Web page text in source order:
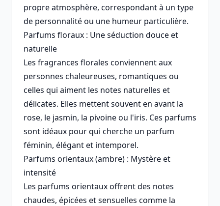
propre atmosphère, correspondant à un type
de personnalité ou une humeur particulière.
Parfums floraux : Une séduction douce et
naturelle
Les fragrances florales conviennent aux
personnes chaleureuses, romantiques ou
celles qui aiment les notes naturelles et
délicates. Elles mettent souvent en avant la
rose, le jasmin, la pivoine ou l'iris. Ces parfums
sont idéaux pour qui cherche un parfum
féminin, élégant et intemporel.
Parfums orientaux (ambre) : Mystère et
intensité
Les parfums orientaux offrent des notes
chaudes, épicées et sensuelles comme la